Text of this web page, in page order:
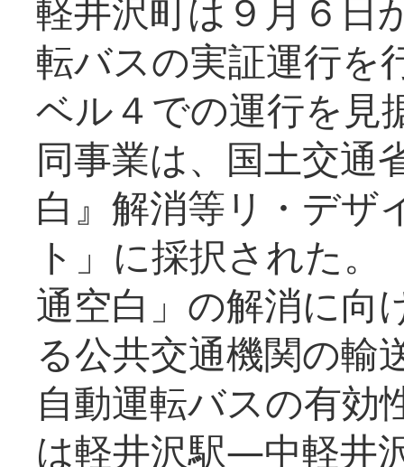
軽井沢町は９月６日
転バスの実証運行を
ベル４での運行を見
同事業は、国土交通
白』解消等リ・デザ
ト」に採択された
通空白」の解消に向
る公共交通機関の輸
自動運転バスの有効
は軽井沢駅―中軽井